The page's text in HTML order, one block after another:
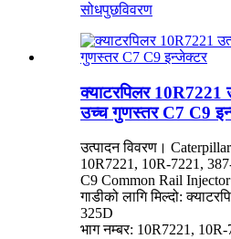
सोधपुछविवरण
क्याटरपिलर 10R7221
उच्च गुणस्तर C7 C9
उत्पादन विवरण।
10R7221, 10R-7221,
C9 Common Rail
गाडीको लागि मिल्दो:
325D
भाग नम्बर: 10R7221,